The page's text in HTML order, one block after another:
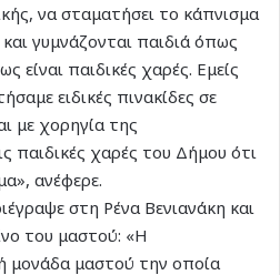
να σταματήσει το κάπνισμα
γυμνάζονται παιδιά όπως
είναι παιδικές χαρές. Εμείς
ειδικές πινακίδες σε
με χορηγία της
παιδικές χαρές του Δήμου ότι
ανέφερε.
στη Ρένα Βενιανάκη και
του μαστού: «Η
μονάδα μαστού την οποία